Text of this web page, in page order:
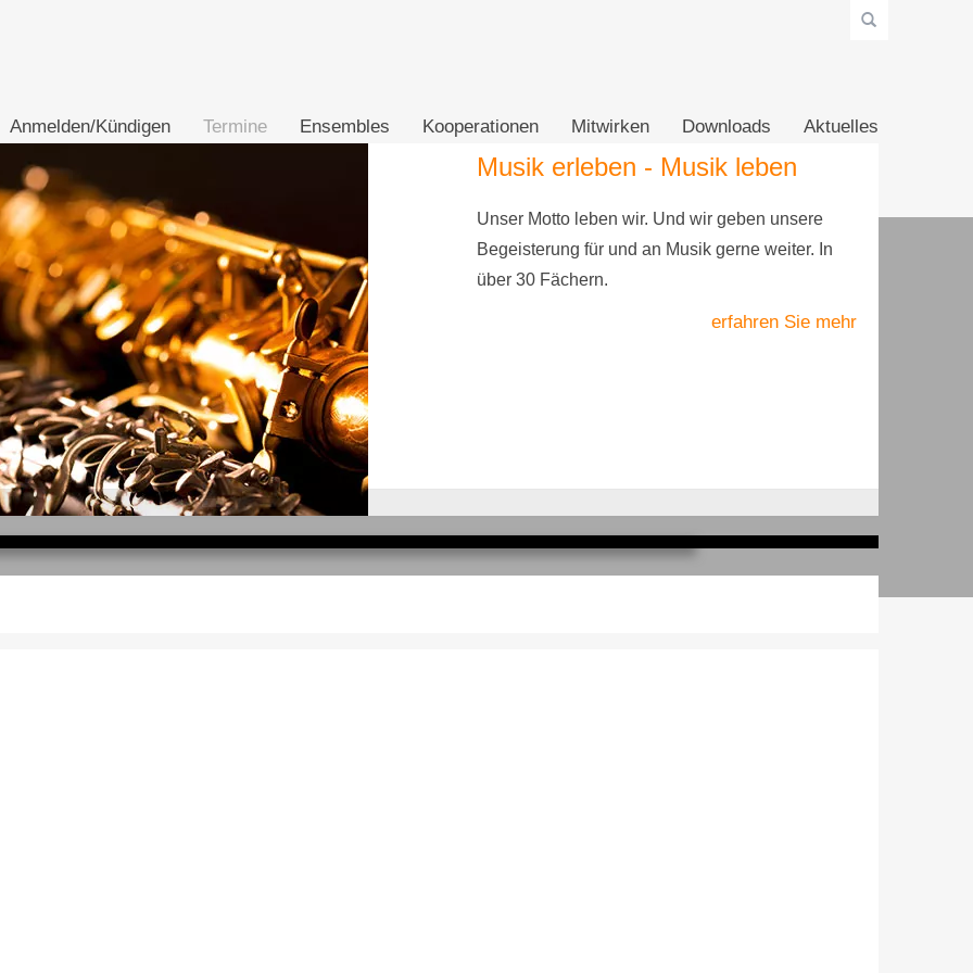
Anmelden/Kündigen Termine Ensembles Kooperationen Mitwirken Downloads Aktuelles
Musik erleben - Musik leben
Unser Motto leben wir. Und wir geben unsere
Begeisterung für und an Musik gerne weiter. In
über 30 Fächern.
erfahren Sie mehr